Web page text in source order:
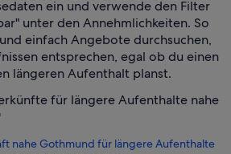
ein und verwende den Filter
unter den Annehmlichkeiten. So
einfach Angebote durchsuchen,
entsprechen, egal ob du einen
längeren Aufenthalt planst.
für längere Aufenthalte nahe
nahe Gothmund für längere Aufenthalte